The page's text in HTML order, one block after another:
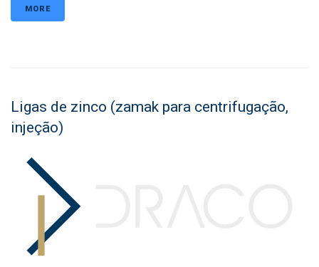
MORE
Ligas de zinco (zamak para centrifugação,
injeção)